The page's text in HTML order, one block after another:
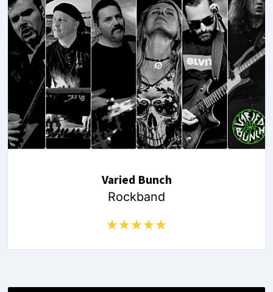
Varied Bunch
Rockband